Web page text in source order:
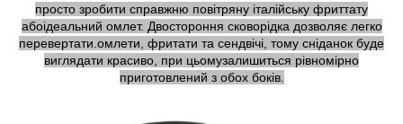
просто зробити справжню повітряну італійську фриттату
абоідеальний омлет. Двостороння сковорідка дозволяє легко
перевертати.омлети, фритати та сендвічі, тому сніданок буде
виглядати красиво, при цьомузалишиться рівномірно
приготовлений з обох боків.